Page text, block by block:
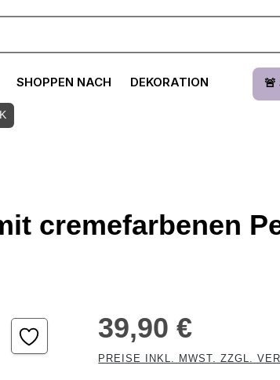
SHOPPEN NACH DEKORATION 🚨
cremefarbenen
39,90 €
PREISE INKL. MWST. ZZGL.